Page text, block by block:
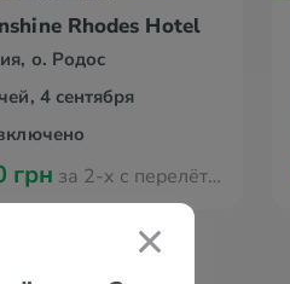
Rhodes Hotel
о. Родос
4 сентября
грн за 2-х с перелётом из Ганновера